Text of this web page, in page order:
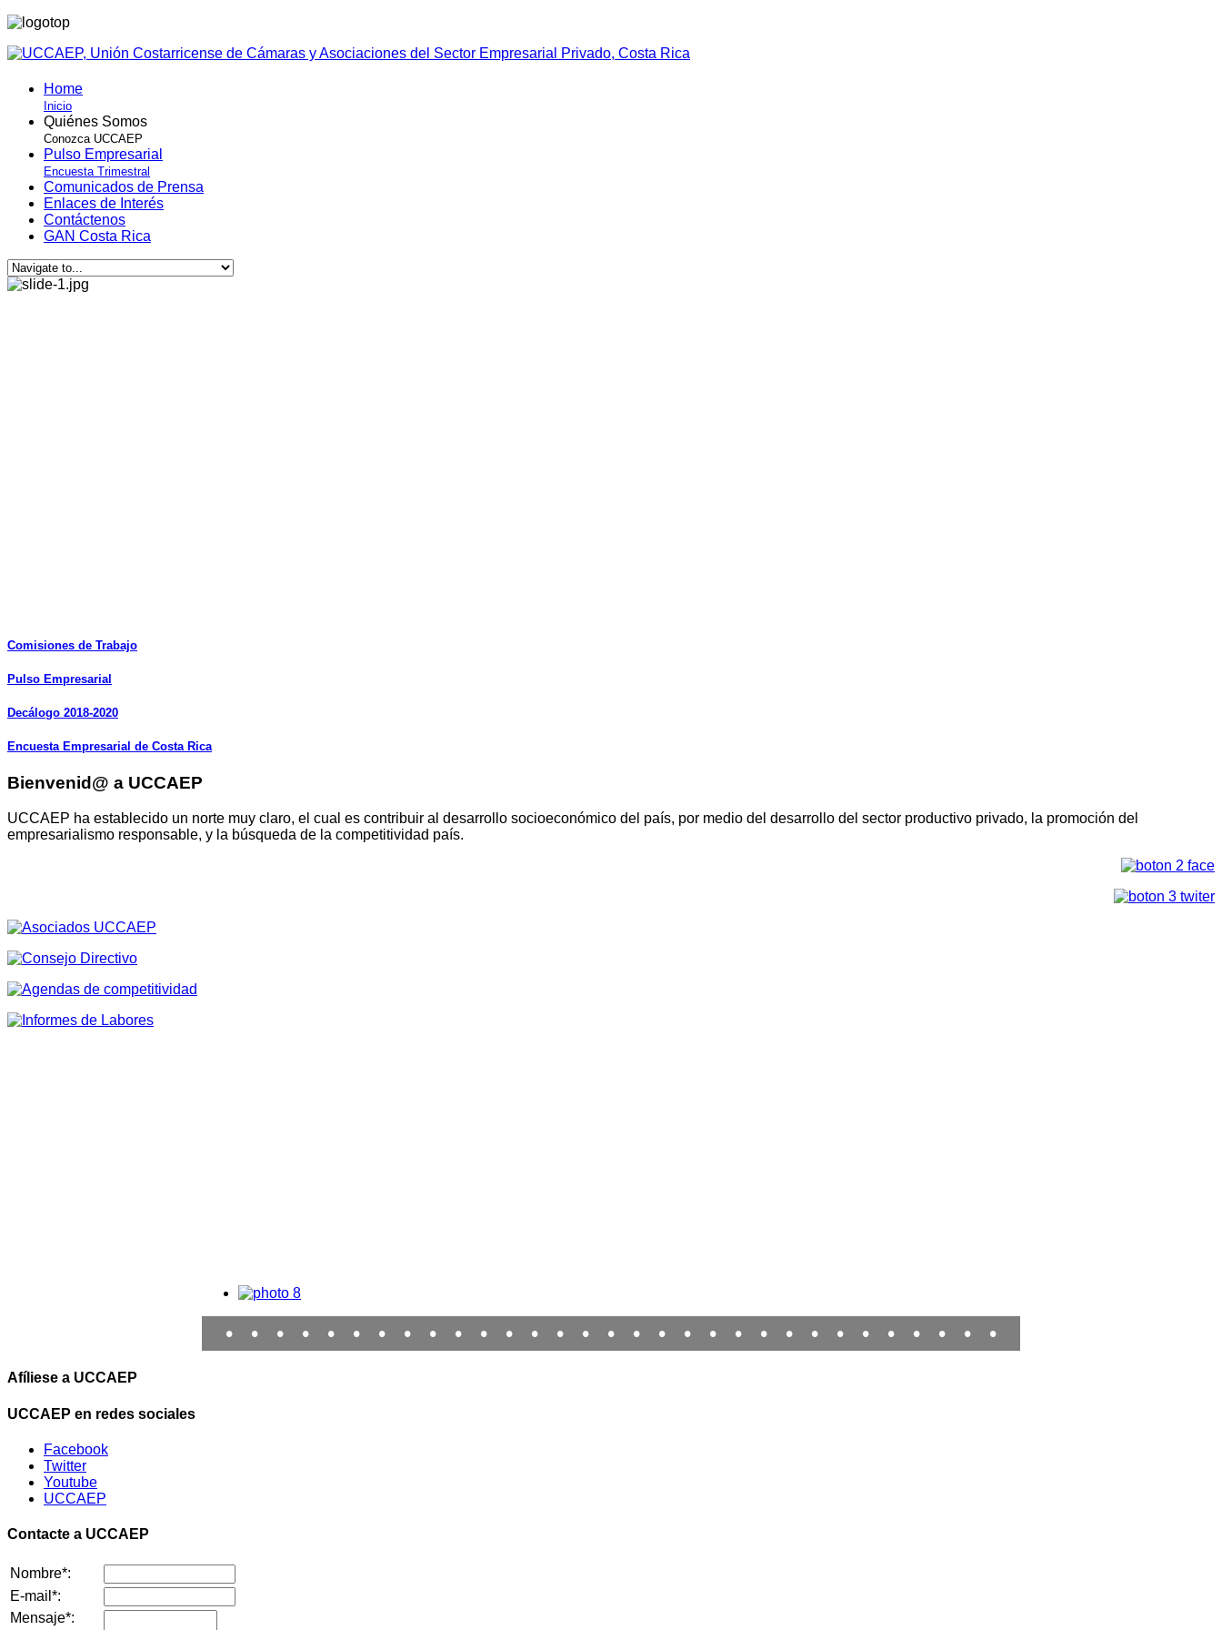
Home
Inicio
Quiénes Somos
Conozca UCCAEP
Pulso Empresarial
Encuesta Trimestral
Comunicados de Prensa
Enlaces de Interés
Contáctenos
GAN Costa Rica
Comisiones de Trabajo
Pulso Empresarial
Decálogo 2018-2020
Encuesta Empresarial de Costa Rica
Bienvenid@ a UCCAEP
UCCAEP ha establecido un norte muy claro, el cual es contribuir al desarrollo socioeconómico del país, por medio del desarrollo del sector productivo privado, la promoción del
empresarialismo responsable, y la búsqueda de la competitividad país.
• • • • • • • • • • • • • • • • • • • • • • • • • • • • • • •
Afíliese a UCCAEP
UCCAEP en redes sociales
Facebook
Twitter
Youtube
UCCAEP
Contacte a UCCAEP
Nombre*:
E-mail*:
Mensaje*: